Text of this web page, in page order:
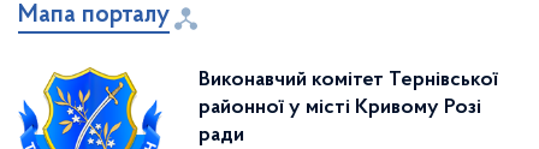
Мапа порталу
Виконавчий комітет Тернівської
районної у місті Кривому Розі
ради